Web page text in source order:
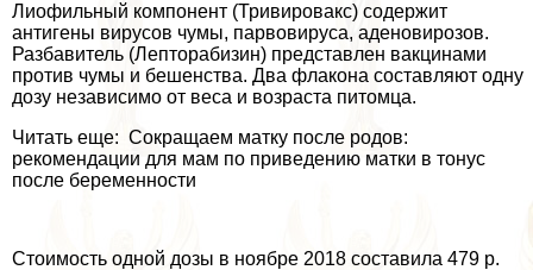
Лиофильный компонент (Тривировакс) содержит
антигены вирусов чумы, парвовируса, аденовирозов.
Разбавитель (Лепторабизин) представлен вакцинами
против чумы и бешенства. Два флакона составляют одну
дозу независимо от веса и возраста питомца.
Читать еще: Сокращаем матку после родов:
рекомендации для мам по приведению матки в тонус
после беременности
Стоимость одной дозы в ноябре 2018 составила 479 р.